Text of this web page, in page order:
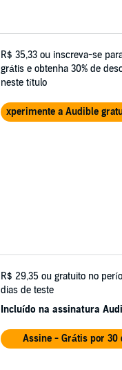
R$ 35,33 ou inscreva-se
grátis e obtenha 30% de
neste título
Experimente a Audible
R$ 29,35 ou gratuito no
dias de teste
Incluído na assinatura
Assine - Grátis por 30